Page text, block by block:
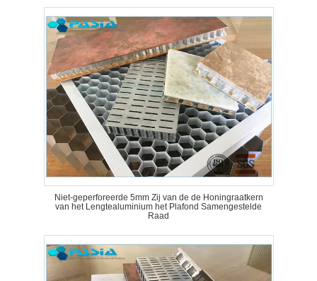
Niet-geperforeerde 5mm Zij van de de Honingraatkern
van het Lengtealuminium het Plafond Samengestelde
Raad